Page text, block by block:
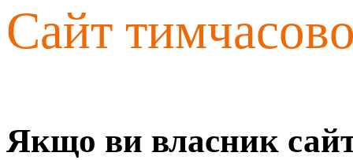
Сайт
Якщо ви власник